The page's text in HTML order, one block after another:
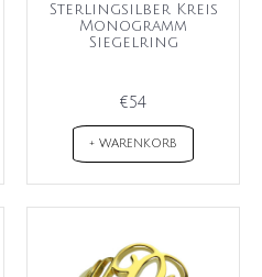
Sterlingsilber Kreis
Monogramm
Siegelring
€54
+ WARENKORB